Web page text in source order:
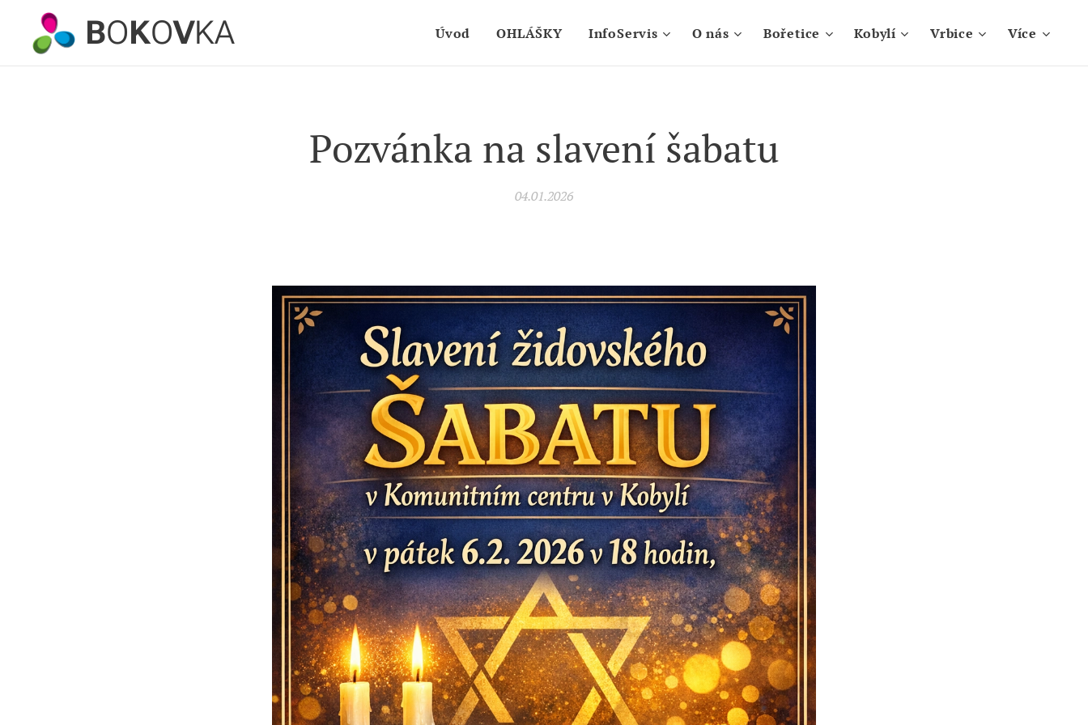
BOKOVKA Úvod OHLÁŠKY InfoServis O nás Bořetice Kobylí Vrbice Více
Pozvánka na slavení šabatu
04.01.2026